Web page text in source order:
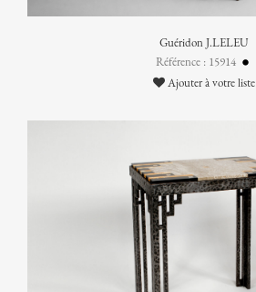
Guéridon J.LELEU
Référence : 15914
Ajouter à votre liste